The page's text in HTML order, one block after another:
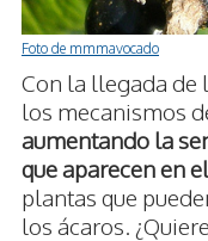
Foto de mmmavocado
Con la llegada de
los mecanismos
aumentando la
que aparecen en
plantas que
los ácaros.